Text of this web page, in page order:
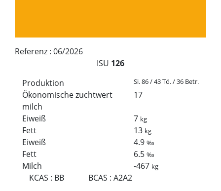
Referenz : 06/2026
ISU 126
Produktion
Si. 86 / 43 Tö. / 36 Betr.
Ökonomische zuchtwert
milch
17
Eiweiß 7 kg
Fett 13 kg
Eiweiß 4.9‰
Fett 6.5‰
Milch -467 kg
KCAS : BB BCAS :A2A2